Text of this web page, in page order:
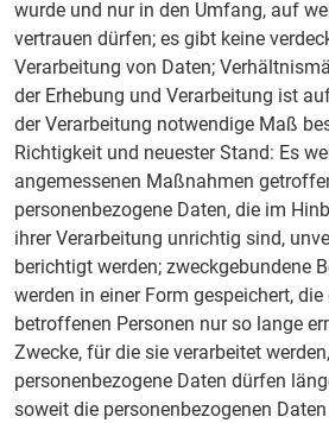
wurde und nur in den Umfang, auf
vertrauen dürfen; es gibt keine
Verarbeitung von Daten;
der Erhebung und Verarbeitung ist
der Verarbeitung notwendige Maß
Richtigkeit und neuester Stand: Es
angemessenen Maßnahmen
personenbezogene Daten, die im
ihrer Verarbeitung unrichtig sind,
berichtigt werden; zweckgebundene
werden in einer Form gespeichert,
betroffenen Personen nur so lange
Zwecke, für die sie verarbeitet
personenbezogene Daten dürfen
soweit die personenbezogenen